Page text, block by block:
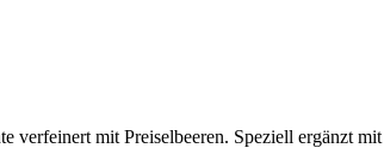
verfeinert mit Preiselbeeren. Speziell ergänzt